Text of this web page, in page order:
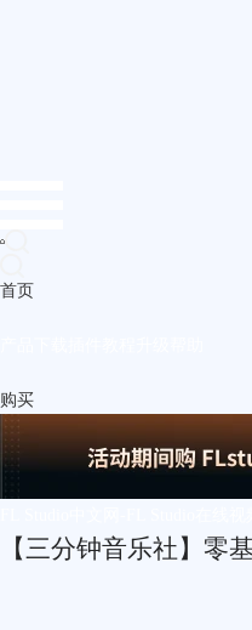
首页
购买
【三分钟音乐社】零